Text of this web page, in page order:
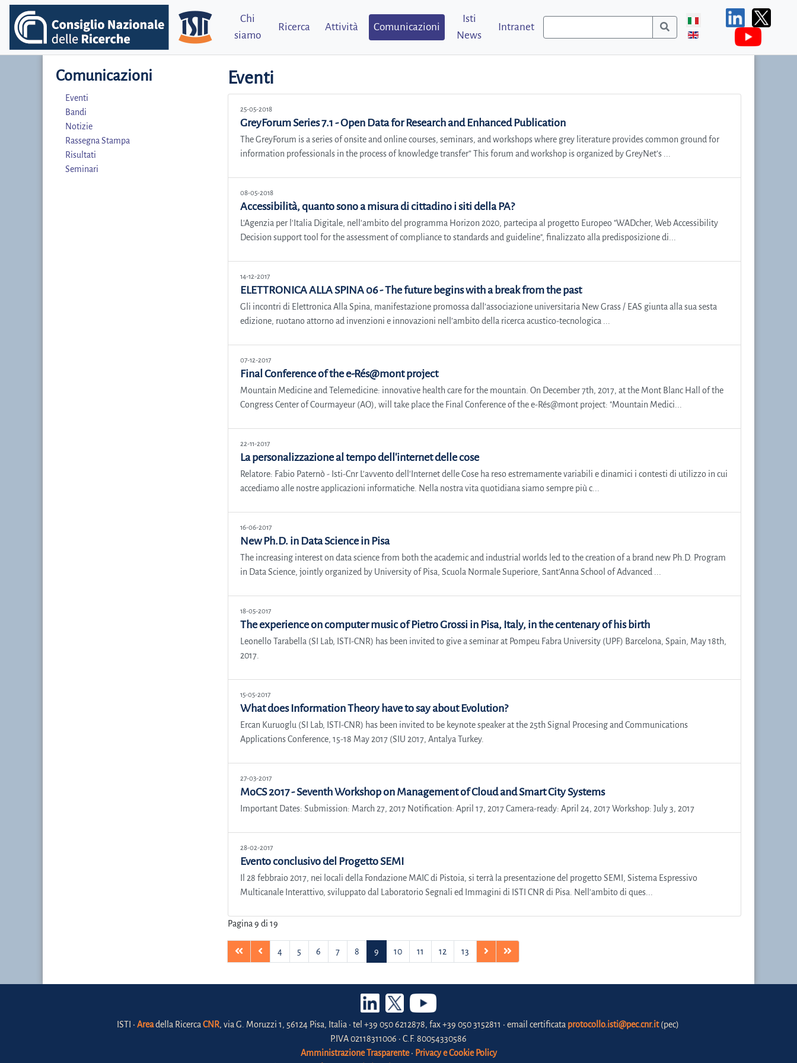
Chi
siamo
Ricerca Attività Comunicazioni
Isti
News
Intranet
Comunicazioni
Eventi
Bandi
Notizie
Rassegna Stampa
Risultati
Seminari
Eventi
25-05-2018
GreyForum Series 7.1 - Open Data for Research and Enhanced Publication
The GreyForum is a series of onsite and online courses, seminars, and workshops where grey literature provides common ground for
information professionals in the process of knowledge transfer” This forum and workshop is organized by GreyNet’s ...
08-05-2018
Accessibilità, quanto sono a misura di cittadino i siti della PA?
L'Agenzia per l'Italia Digitale, nell'ambito del programma Horizon 2020, partecipa al progetto Europeo "WADcher, Web Accessibility
Decision support tool for the assessment of compliance to standards and guideline", finalizzato alla predisposizione di...
14-12-2017
ELETTRONICA ALLA SPINA 06 - The future begins with a break from the past
Gli incontri di Elettronica Alla Spina, manifestazione promossa dall’associazione universitaria New Grass / EAS giunta alla sua sesta
edizione, ruotano attorno ad invenzioni e innovazioni nell’ambito della ricerca acustico-tecnologica ...
07-12-2017
Final Conference of the e-Rés@mont project
Mountain Medicine and Telemedicine: innovative health care for the mountain. On December 7th, 2017, at the Mont Blanc Hall of the
Congress Center of Courmayeur (AO), will take place the Final Conference of the e-Rés@mont project: "Mountain Medici...
22-11-2017
La personalizzazione al tempo dell'internet delle cose
Relatore: Fabio Paternò - Isti-Cnr L'avvento dell'Internet delle Cose ha reso estremamente variabili e dinamici i contesti di utilizzo in cui
accediamo alle nostre applicazioni informatiche. Nella nostra vita quotidiana siamo sempre più c...
16-06-2017
New Ph.D. in Data Science in Pisa
The increasing interest on data science from both the academic and industrial worlds led to the creation of a brand new Ph.D. Program
in Data Science, jointly organized by University of Pisa, Scuola Normale Superiore, Sant'Anna School of Advanced ...
18-05-2017
The experience on computer music of Pietro Grossi in Pisa, Italy, in the centenary of his birth
Leonello Tarabella (SI Lab, ISTI-CNR) has been invited to give a seminar at Pompeu Fabra University (UPF) Barcelona, Spain, May 18th,
2017.
15-05-2017
What does Information Theory have to say about Evolution?
Ercan Kuruoglu (SI Lab, ISTI-CNR) has been invited to be keynote speaker at the 25th Signal Procesing and Communications
Applications Conference, 15-18 May 2017 (SIU 2017, Antalya Turkey.
27-03-2017
MoCS 2017 - Seventh Workshop on Management of Cloud and Smart City Systems
Important Dates: Submission: March 27, 2017 Notification: April 17, 2017 Camera-ready: April 24, 2017 Workshop: July 3, 2017
28-02-2017
Evento conclusivo del Progetto SEMI
Il 28 febbraio 2017, nei locali della Fondazione MAIC di Pistoia, si terrà la presentazione del progetto SEMI, Sistema Espressivo
Multicanale Interattivo, sviluppato dal Laboratorio Segnali ed Immagini di ISTI CNR di Pisa. Nell'ambito di ques...
Pagina 9 di 19
4 5 6 7 8 9 10 11 12 13
ISTI • Areadella Ricerca CNR, via G. Moruzzi 1, 56124 Pisa, Italia • tel +39 050 6212878, fax +39 050 3152811 • email certificata protocollo.isti@pec.cnr.it(pec)
P.IVA 02118311006 • C.F. 80054330586
Amministrazione Trasparente• Privacy e Cookie Policy